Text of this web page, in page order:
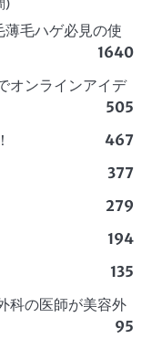
)
毛ハゲ必見の使
1640
オンラインアイデ
505
467
377
279
194
135
科の医師が美容外
95